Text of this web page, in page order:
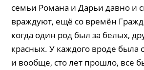
семьи Романа и Дарьи давно и
враждуют, ещё со времён
когда один род был за белых,
красных. У каждого вроде была
и вообще, сто лет прошло, все